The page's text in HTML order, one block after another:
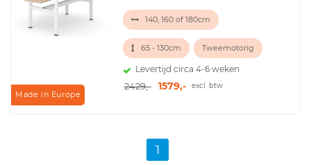
Made in Europe
140, 160 of 180cm
65 - 130cm Tweemotorig
Levertijd circa 4-6 weken
2429,- 1579,- excl. btw
1